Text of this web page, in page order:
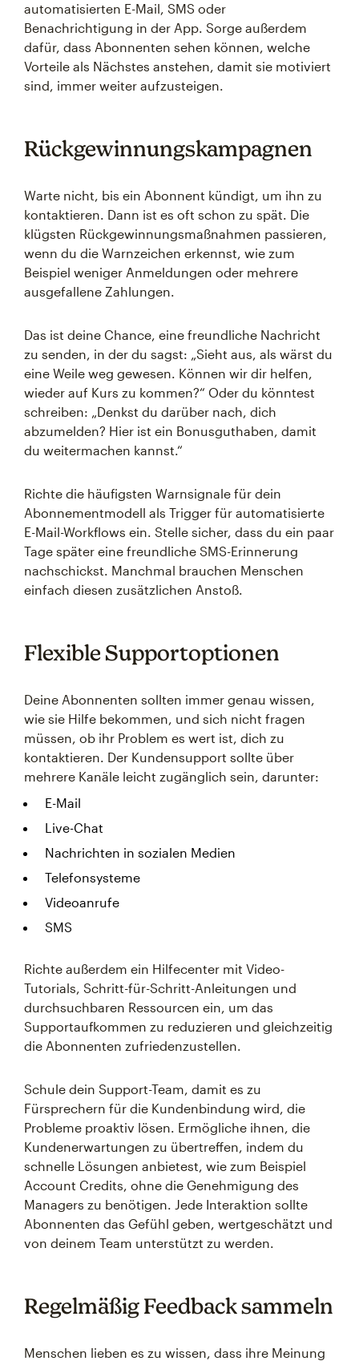
automatisierten E-Mail, SMS oder
Benachrichtigung in der App. Sorge außerdem
dafür, dass Abonnenten sehen können, welche
Vorteile als Nächstes anstehen, damit sie motiviert
sind, immer weiter aufzusteigen.
Rückgewinnungskampagnen
Warte nicht, bis ein Abonnent kündigt, um ihn zu
kontaktieren. Dann ist es oft schon zu spät. Die
klügsten Rückgewinnungsmaßnahmen passieren,
wenn du die Warnzeichen erkennst, wie zum
Beispiel weniger Anmeldungen oder mehrere
ausgefallene Zahlungen.
Das ist deine Chance, eine freundliche Nachricht
zu senden, in der du sagst: „Sieht aus, als wärst du
eine Weile weg gewesen. Können wir dir helfen,
wieder auf Kurs zu kommen?“ Oder du könntest
schreiben: „Denkst du darüber nach, dich
abzumelden? Hier ist ein Bonusguthaben, damit
du weitermachen kannst.“
Richte die häufigsten Warnsignale für dein
Abonnementmodell als Trigger für automatisierte
E-Mail-Workflows ein. Stelle sicher, dass du ein paar
Tage später eine freundliche SMS-Erinnerung
nachschickst. Manchmal brauchen Menschen
einfach diesen zusätzlichen Anstoß.
Flexible Supportoptionen
Deine Abonnenten sollten immer genau wissen,
wie sie Hilfe bekommen, und sich nicht fragen
müssen, ob ihr Problem es wert ist, dich zu
kontaktieren. Der Kundensupport sollte über
mehrere Kanäle leicht zugänglich sein, darunter:
E-Mail
Live-Chat
Nachrichten in sozialen Medien
Telefonsysteme
Videoanrufe
SMS
Richte außerdem ein Hilfecenter mit Video-
Tutorials, Schritt-für-Schritt-Anleitungen und
durchsuchbaren Ressourcen ein, um das
Supportaufkommen zu reduzieren und gleichzeitig
die Abonnenten zufriedenzustellen.
Schule dein Support-Team, damit es zu
Fürsprechern für die Kundenbindung wird, die
Probleme proaktiv lösen. Ermögliche ihnen, die
Kundenerwartungen zu übertreffen, indem du
schnelle Lösungen anbietest, wie zum Beispiel
Account Credits, ohne die Genehmigung des
Managers zu benötigen. Jede Interaktion sollte
Abonnenten das Gefühl geben, wertgeschätzt und
von deinem Team unterstützt zu werden.
Regelmäßig Feedback sammeln
Menschen lieben es zu wissen, dass ihre Meinung